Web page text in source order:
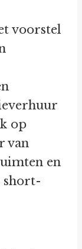
voorstel
op
van
en
short-